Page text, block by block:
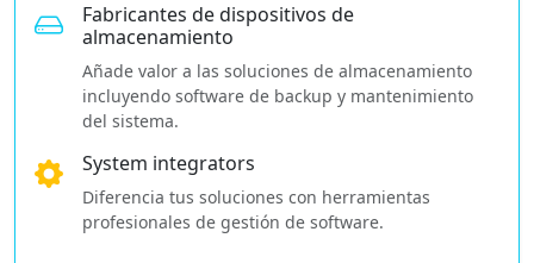
Fabricantes de dispositivos de
almacenamiento
Añade valor a las soluciones de almacenamiento
incluyendo software de backup y mantenimiento
del sistema.
System integrators
Diferencia tus soluciones con herramientas
profesionales de gestión de software.